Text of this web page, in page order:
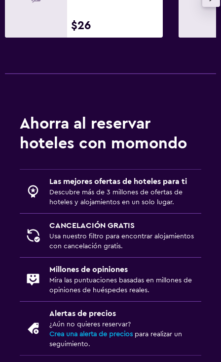
$26
Ahorra al reservar
hoteles con momondo
Las mejores ofertas de hoteles para ti
Descubre más de 3 millones de ofertas de
hoteles y alojamientos en un solo lugar.
CANCELACIÓN GRATIS
Usa nuestro filtro para encontrar alojamientos
con cancelación gratis.
Millones de opiniones
Mira las puntuaciones basadas en millones de
opiniones de huéspedes reales.
Alertas de precios
¿Aún no quieres reservar?
Crea una alerta de precios para realizar un
seguimiento.